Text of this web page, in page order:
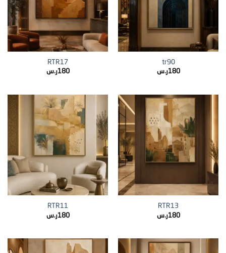
tr90
180ر.س
RTR17
180ر.س
RTR13
180ر.س
RTR11
180ر.س